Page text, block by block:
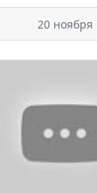
20 ноября